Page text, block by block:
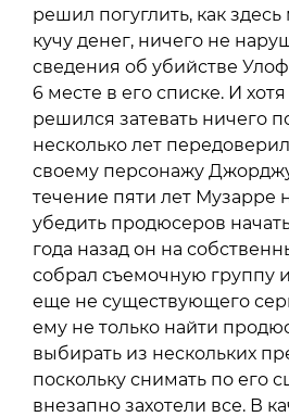
решил погуглить, как
кучу денег, ничего не
сведения об убийстве
6 месте в его списке. И
решился затевать ничего
несколько лет
своему персонажу
течение пяти лет Музарре
убедить продюсеров
года назад он на
собрал съемочную группу
еще не существующего
ему не только найти
выбирать из нескольких
поскольку снимать по его
внезапно захотели все. В